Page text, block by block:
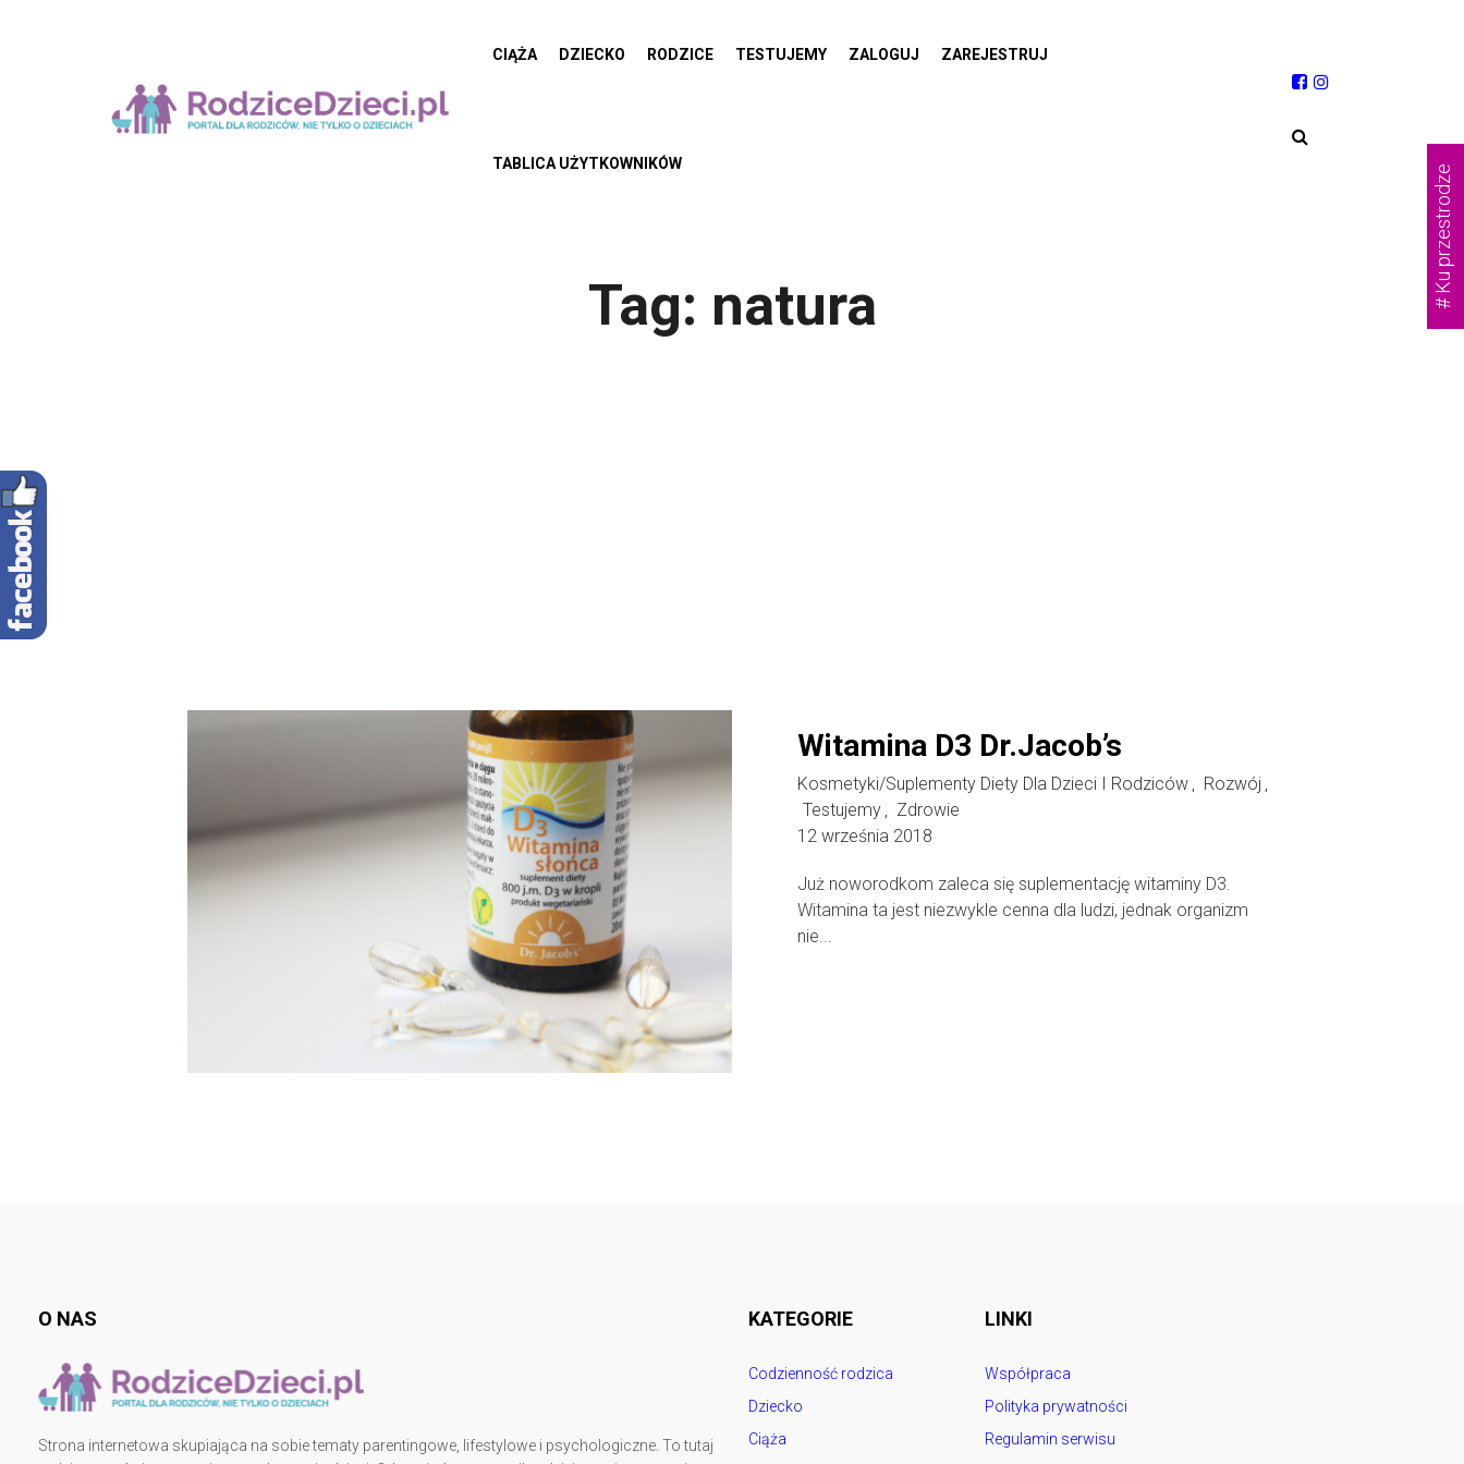
CIĄŻA DZIECKO RODZICE TESTUJEMY ZALOGUJ ZAREJESTRUJ
TABLICA UŻYTKOWNIKÓW
Tag: natura
Witamina D3 Dr.Jacob’s
Kosmetyki/Suplementy Diety Dla Dzieci I Rodziców Rozwój
Testujemy
Zdrowie
12 września 2018
Już noworodkom zaleca się suplementację witaminy D3.
Witamina ta jest niezwykle cenna dla ludzi, jednak organizm
nie...
O NAS
Strona internetowa skupiająca na sobie tematy parentingowe, lifestylowe i psychologiczne. To tutaj
KATEGORIE
Codzienność rodzica
Dziecko
Ciąża
LINKI
Współpraca
Polityka prywatności
Regulamin serwisu
# Ku przestrodze